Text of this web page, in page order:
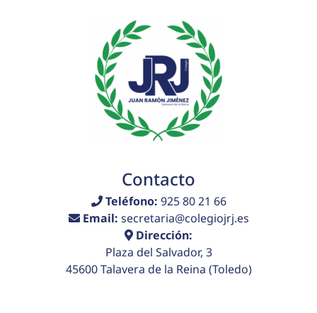
Contacto
Teléfono: 925 80 21 66
Email: secretaria@colegiojrj.es
Dirección:
Plaza del Salvador, 3
45600 Talavera de la Reina (Toledo)